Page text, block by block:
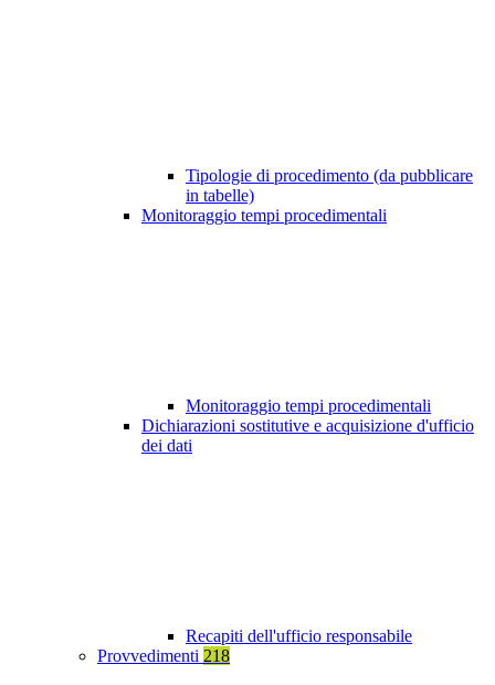
Tipologie di procedimento (da pubblicare
in tabelle)
Monitoraggio tempi procedimentali
Monitoraggio tempi procedimentali
Dichiarazioni sostitutive e acquisizione d'ufficio
dei dati
Recapiti dell'ufficio responsabile
Provvedimenti 218